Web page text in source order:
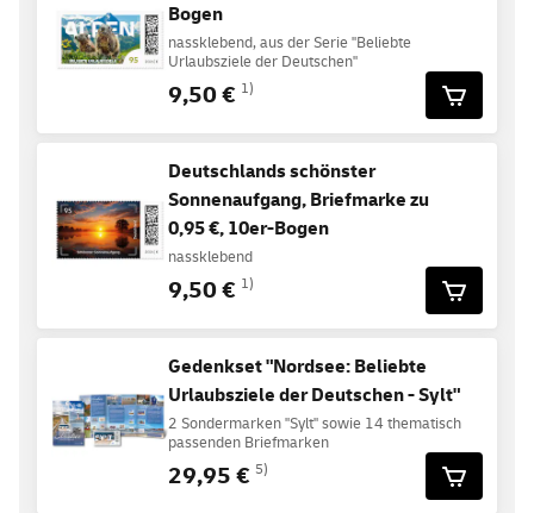
Bogen
nassklebend, aus der Serie "Beliebte
Urlaubsziele der Deutschen"
9,50 € 1)
Deutschlands schönster
Sonnenaufgang, Briefmarke zu
0,95 €, 10er-Bogen
nassklebend
9,50 € 1)
Gedenkset "Nordsee: Beliebte
Urlaubsziele der Deutschen - Sylt"
2 Sondermarken "Sylt" sowie 14 thematisch
passenden Briefmarken
29,95 € 5)